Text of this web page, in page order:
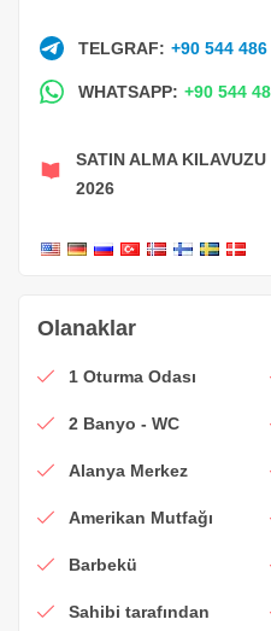
TELGRAF: +90 544
WHATSAPP: +90 544
SATIN ALMA KILAVUZU
2026
Olanaklar
1 Oturma Odası
2 Banyo - WC
Alanya Merkez
Amerikan Mutfağı
Barbekü
Sahibi tarafından